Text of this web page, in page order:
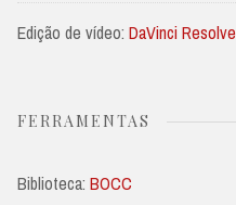
Edição de vídeo: DaVinci Resolve
FERRAMENTAS
Biblioteca: BOCC